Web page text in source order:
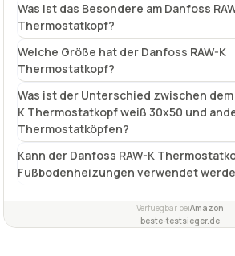
Was ist das Besondere am Danfoss
Thermostatkopf?
Welche Größe hat der Danfoss RAW-K
Thermostatkopf?
Was ist der Unterschied zwischen dem
K Thermostatkopf weiß 30x50 und
Thermostatköpfen?
Kann der Danfoss RAW-K
Fußbodenheizungen verwendet
Verfuegbar beiAmazon
beste-testsieger.de